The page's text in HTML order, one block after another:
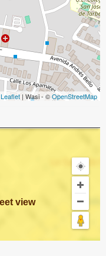
Leaflet | Wasi - ©OpenStreetMap
view